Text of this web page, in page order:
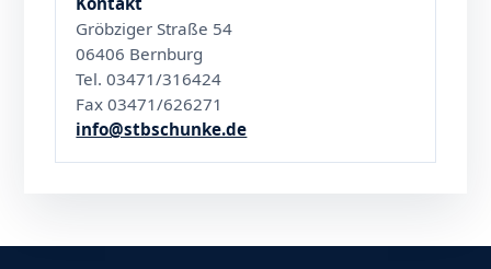
Gröbziger Straße 54
06406 Bernburg
Tel. 03471/316424
Fax 03471/626271
info@stbschunke.de